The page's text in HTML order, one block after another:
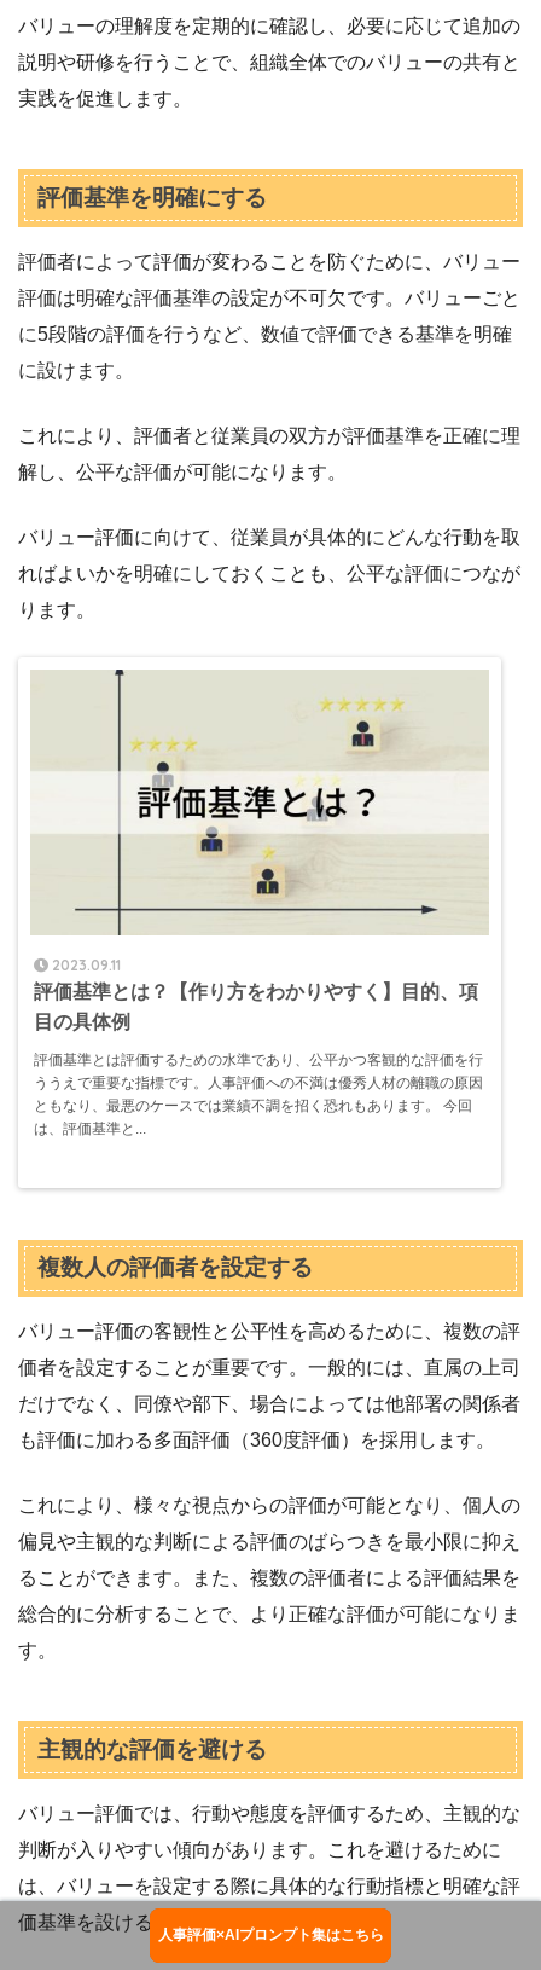
バリューの理解度を定期的に確認し、必要に応じて追加の
説明や研修を行うことで、組織全体でのバリューの共有と
実践を促進します。
評価基準を明確にする
評価者によって評価が変わることを防ぐために、バリュー
評価は明確な評価基準の設定が不可欠です。バリューごと
に5段階の評価を行うなど、数値で評価できる基準を明確
に設けます。
これにより、評価者と従業員の双方が評価基準を正確に理
解し、公平な評価が可能になります。
バリュー評価に向けて、従業員が具体的にどんな行動を取
ればよいかを明確にしておくことも、公平な評価につなが
ります。
2023.09.11
評価基準とは？【作り方をわかりやすく】目的、項
目の具体例
評価基準とは評価するための水準であり、公平かつ客観的な評価を行
ううえで重要な指標です。人事評価への不満は優秀人材の離職の原因
ともなり、最悪のケースでは業績不調を招く恐れもあります。 今回
は、評価基準と...
複数人の評価者を設定する
バリュー評価の客観性と公平性を高めるために、複数の評
価者を設定することが重要です。一般的には、直属の上司
だけでなく、同僚や部下、場合によっては他部署の関係者
も評価に加わる多面評価（360度評価）を採用します。
これにより、様々な視点からの評価が可能となり、個人の
偏見や主観的な判断による評価のばらつきを最小限に抑え
ることができます。また、複数の評価者による評価結果を
総合的に分析することで、より正確な評価が可能になりま
す。
主観的な評価を避ける
バリュー評価では、行動や態度を評価するため、主観的な
判断が入りやすい傾向があります。これを避けるために
は、バリューを設定する際に具体的な行動指標と明確な評
価基準を設けることが重要です。
お役立ち資料ダウンロード
人事評価×AIプロンプト集はこちら